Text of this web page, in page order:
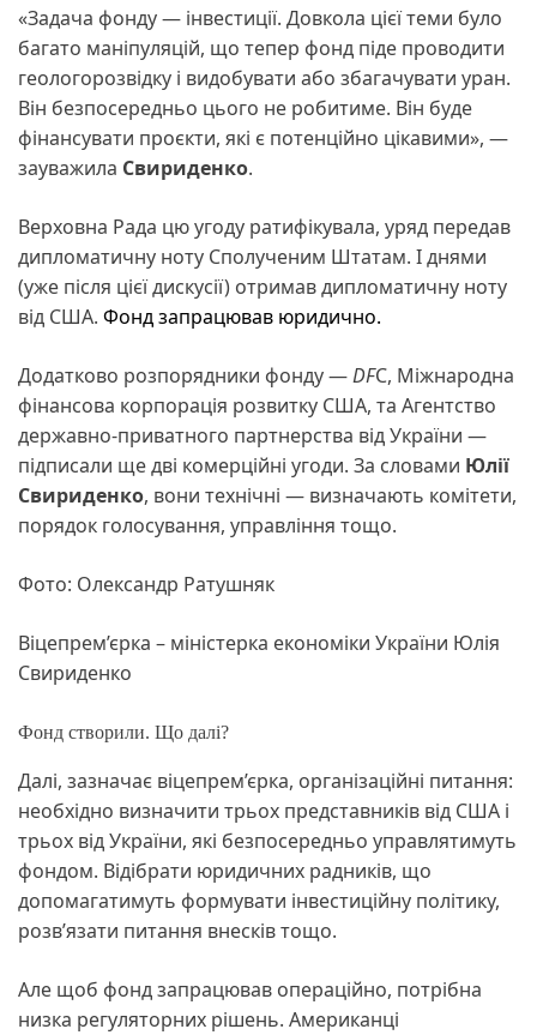
«Задача фонду — інвестиції. Довкола цієї теми було
багато маніпуляцій, що тепер фонд піде проводити
геологорозвідку і видобувати або збагачувати уран.
Він безпосередньо цього не робитиме. Він буде
фінансувати проєкти, які є потенційно цікавими», —
зауважила Свириденко.
Верховна Рада цю угоду ратифікувала, уряд передав
дипломатичну ноту Сполученим Штатам. І днями
(уже після цієї дискусії) отримав дипломатичну ноту
від США. Фондзапрацював юридично.
Додатково розпорядники фонду —DFC, Міжнародна
фінансова корпорація розвитку США, та Агентство
державно-приватного партнерства від України —
підписали ще дві комерційні угоди. За словами Юлії
Свириденко, вони технічні — визначають комітети,
порядок голосування, управління тощо.
Фото: Олександр Ратушняк
Віцепрем’єрка – міністерка економіки України Юлія
Свириденко
Фонд створили. Що далі?
Далі, зазначає віцепрем’єрка, організаційні питання:
необхідно визначити трьох представників від США і
трьох від України, які безпосередньо управлятимуть
фондом. Відібрати юридичних радників, що
допомагатимуть формувати інвестиційну політику,
розв’язати питання внесків тощо.
Але щоб фонд запрацював операційно, потрібна
низка регуляторних рішень. Американці